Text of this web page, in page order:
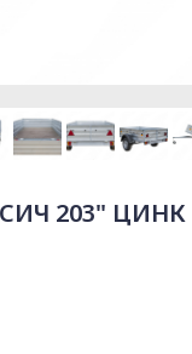
203" ЦИНК